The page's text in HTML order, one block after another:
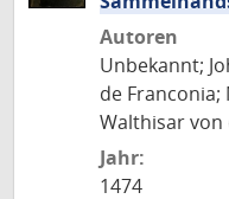
Autoren
Unbekannt;
de
Walthisar von
Jahr:
1474